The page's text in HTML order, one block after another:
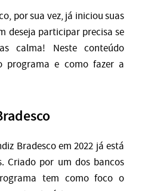
por sua vez, já iniciou suas
deseja participar precisa se
calma! Neste conteúdo
programa e como fazer a
Bradesco em 2022 já está
Criado por um dos bancos
tem como foco o